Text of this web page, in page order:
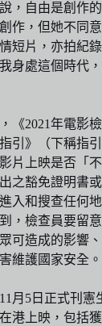
，自由是創作
作，但她不同
短片，亦拍紀
身處這個時代
《2021年電影
引》（下稱指
片上映是否「
之豁免證明書
入和搜查任何
，檢查員要留
可造成的影響
維護國家安全。
月5日正式刊
港上映，包括